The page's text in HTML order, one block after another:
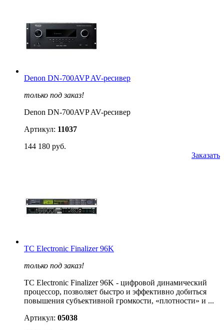
Denon DN-700AVP AV-ресивер
только под заказ!
Denon DN-700AVP AV-ресивер
Артикул: 11037
144 180 руб.
Заказать
TC Electronic Finalizer 96K
только под заказ!
TC Electronic Finalizer 96K - цифровой динамический
процессор, позволяет быстро и эффективно добиться
повышения субъективной громкости, «плотности» и ...
Артикул: 05038